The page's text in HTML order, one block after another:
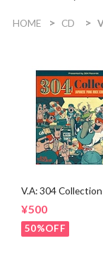
HOME CD
V.A: 304
¥500
50%OFF